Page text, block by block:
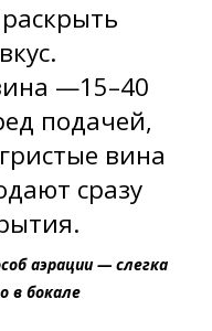
—15–40
подачей,
вина
сразу
аэрации — слегка
в бокале